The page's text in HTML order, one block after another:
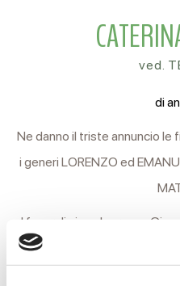
ved.
di
Ne danno il triste annuncio le
i generi LORENZO ed
I funerali si svolgeranno
9.30 dalle camere ardenti